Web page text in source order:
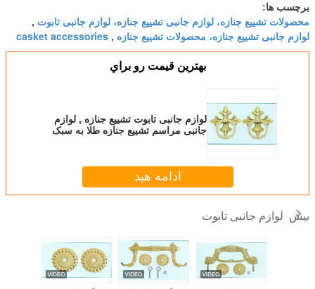
برچسب ها:
محصولات تشییع جنازه، لوازم جانبی تشییع جنازه، لوازم جانبی تابوت ,
لوازم جانبی تشییع جنازه، محصولات تشییع جنازه ,
casket accessories
بهترين قيمت رو براي
لوازم جانبی تابوت تشییع جنازه , لوازم
جانبی مراسم تشییع جنازه طلا به سبک
ادامه هید
بیش لوازم جانبی تابوت